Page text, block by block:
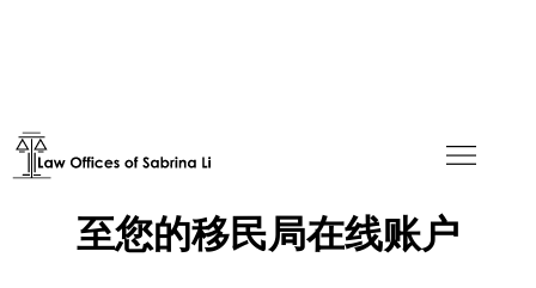
如何将纸质提交的案件关联
至您的移民局在线账户